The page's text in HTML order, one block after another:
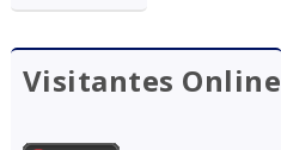
Visitantes Online